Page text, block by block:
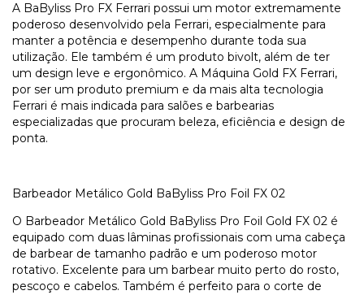
A BaByliss Pro FX Ferrari possui um motor extremamente
poderoso desenvolvido pela Ferrari, especialmente para
manter a potência e desempenho durante toda sua
utilização. Ele também é um produto bivolt, além de ter
um design leve e ergonômico. A Máquina Gold FX Ferrari,
por ser um produto premium e da mais alta tecnologia
Ferrari é mais indicada para salões e barbearias
especializadas que procuram beleza, eficiência e design de
ponta.
Barbeador Metálico Gold BaByliss Pro Foil FX 02
O Barbeador Metálico Gold BaByliss Pro Foil Gold FX 02 é
equipado com duas lâminas profissionais com uma cabeça
de barbear de tamanho padrão e um poderoso motor
rotativo. Excelente para um barbear muito perto do rosto,
pescoço e cabelos. Também é perfeito para o corte de